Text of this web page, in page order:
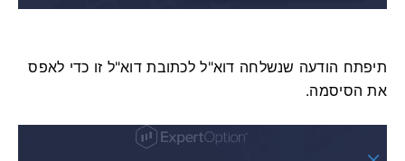
תיפתח הודעה שנשלחה דוא"ל לכתובת דוא"ל זו כדי לאפס
את הסיסמה.